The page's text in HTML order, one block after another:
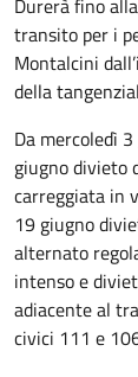
Durerà fino
transito per i
Montalcini
della
Da mercoledì
giugno divieto
carreggiata in
19 giugno
alternato
intenso e
adiacente al
civici 111 e